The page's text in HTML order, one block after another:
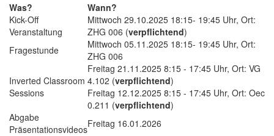
Was?
Wann?
Kick-Off
Veranstaltung
Mittwoch 29.10.2025 18:15- 19:45 Uhr, Ort:
ZHG 006 (verpflichtend)
Fragestunde
Mittwoch 05.11.2025 18:15- 19:45 Uhr, Ort:
ZHG 006
Inverted Classroom
Sessions
Freitag 21.11.2025 8:15 - 17:45 Uhr, Ort: VG
4.102 (verpflichtend)
Freitag 12.12.2025 8:15 - 17:45 Uhr, Ort: Oec
0.211 (verpflichtend)
Abgabe
PräsentationsvideosFreitag 16.01.2026